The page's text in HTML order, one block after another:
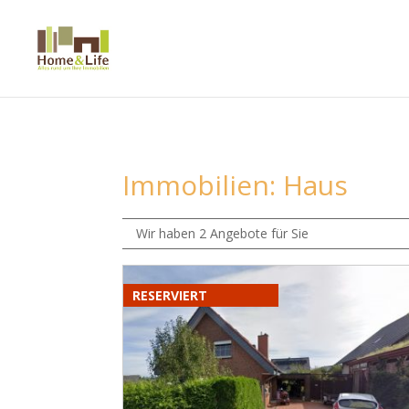
Immobilien: Haus
Wir haben 2 Angebote für Sie
RESERVIERT